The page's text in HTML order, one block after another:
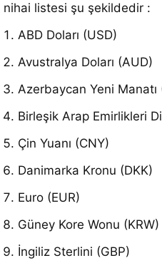
nihai listesi şu şekildedir :
ABD Doları (USD)
Avustralya Doları (AUD)
Azerbaycan Yeni Manatı
Birleşik Arap Emirlikleri
Çin Yuanı (CNY)
Danimarka Kronu (DKK)
Euro (EUR)
Güney Kore Wonu (KRW)
İngiliz Sterlini (GBP)